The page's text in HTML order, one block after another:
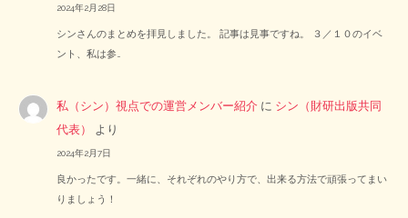
2024年2月28日
シンさんのまとめを拝見しました。 記事は見事ですね。 ３／１０のイベ
ント、私は参…
私（シン）視点での運営メンバー紹介 に シン（財研出版共同
代表）
より
2024年2月7日
良かったです。一緒に、それぞれのやり方で、出来る方法で頑張ってまい
りましょう！